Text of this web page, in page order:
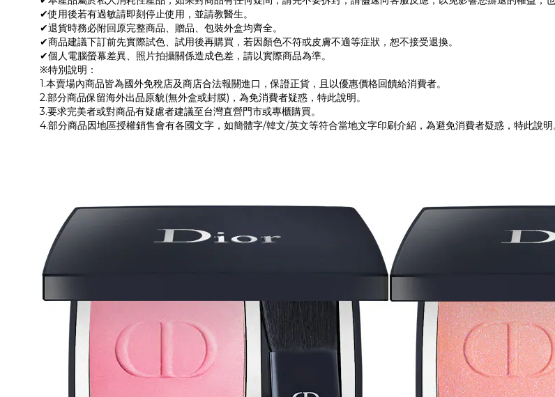
✔使用後若有過敏請即刻停止使用，並請教醫生。
✔退貨時務必附回原完整商品、贈品、包裝外盒均齊全。
✔商品建議下訂前先實際試色、試用後再購買，若因顏色不符或皮膚不適等症狀，恕不接受退換。
✔個人電腦螢幕差異、照片拍攝關係造成色差，請以實際商品為準。
※特別說明：
1.本賣場內商品皆為國外免稅店及商店合法報關進口，保證正貨，且以優惠價格回饋給消費者。
2.部分商品保留海外出品原貌(無外盒或封膜)，為免消費者疑惑，特此說明。
3.要求完美者或對商品有疑慮者建議至台灣直營門市或專櫃購買。
4.部分商品因地區授權銷售會有各國文字，如簡體字/韓文/英文等符合當地文字印刷介紹，為避免消費者疑惑，特此說明